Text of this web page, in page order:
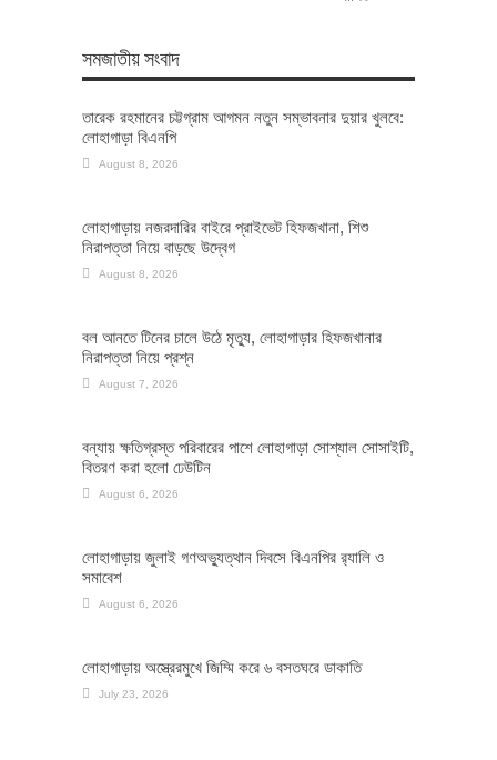
সমজাতীয় সংবাদ
তারেক রহমানের চট্টগ্রাম আগমন নতুন সম্ভাবনার দুয়ার খুলবে:
লোহাগাড়া বিএনপি
August 8, 2026
লোহাগাড়ায় নজরদারির বাইরে প্রাইভেট হিফজখানা, শিশু
নিরাপত্তা নিয়ে বাড়ছে উদ্বেগ
August 8, 2026
বল আনতে টিনের চালে উঠে মৃত্যু, লোহাগাড়ার হিফজখানার
নিরাপত্তা নিয়ে প্রশ্ন
August 7, 2026
বন্যায় ক্ষতিগ্রস্ত পরিবারের পাশে লোহাগাড়া সোশ্যাল সোসাইটি,
বিতরণ করা হলো ঢেউটিন
August 6, 2026
লোহাগাড়ায় জুলাই গণঅভ্যুত্থান দিবসে বিএনপির র‌্যালি ও
সমাবেশ
August 6, 2026
লোহাগাড়ায় অস্ত্রেরমুখে জিম্মি করে ৬ বসতঘরে ডাকাতি
July 23, 2026